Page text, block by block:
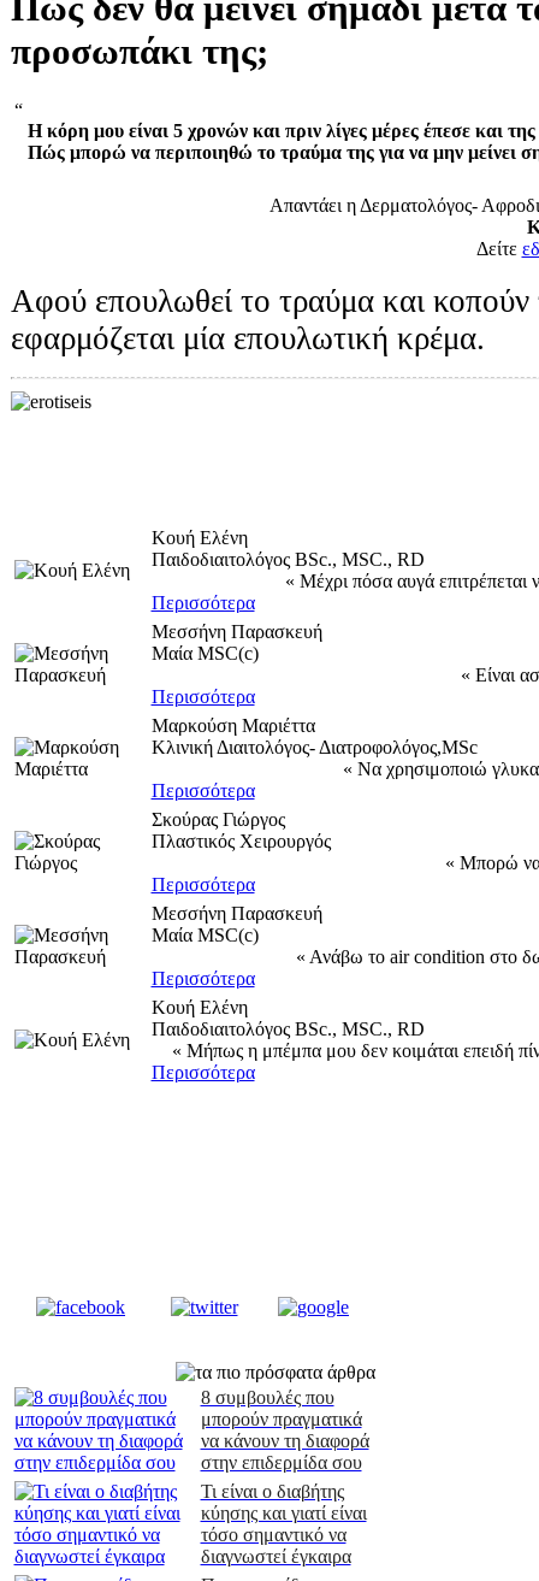
προσωπάκι της;
“
Η κόρη μου είναι 5 χρονών και πριν λίγες μέρες έπεσε και
Πώς μπορώ να περιποιηθώ το τραύμα της για να μην μείνει
Απαντάει η Δερματολόγος-
Δείτε
Αφού επουλωθεί το τραύμα και κοπούν
εφαρμόζεται μία επουλωτική κρέμα.
Κουή Ελένη
Παιδοδιαιτολόγος BSc., MSC., RD
« Μέχρι πόσα αυγά επιτρέπεται
Περισσότερα
Μεσσήνη Παρασκευή
Μαία MSC(c)
« Είναι
Περισσότερα
Μαρκούση Μαριέττα
Κλινική Διαιτολόγος- Διατροφολόγος,MSc
« Να χρησιμοποιώ
Περισσότερα
Σκούρας Γιώργος
Πλαστικός Χειρουργός
« Μπορώ να
Περισσότερα
Μεσσήνη Παρασκευή
Μαία MSC(c)
« Ανάβω το air condition στο
Περισσότερα
Κουή Ελένη
Παιδοδιαιτολόγος BSc., MSC., RD
« Μήπως η μπέμπα μου δεν κοιμάται επειδή
Περισσότερα
8 συμβουλές που
μπορούν πραγματικά
να κάνουν τη διαφορά
στην επιδερμίδα σου
Τι είναι ο διαβήτης
κύησης και γιατί είναι
τόσο σημαντικό να
διαγνωστεί έγκαιρα